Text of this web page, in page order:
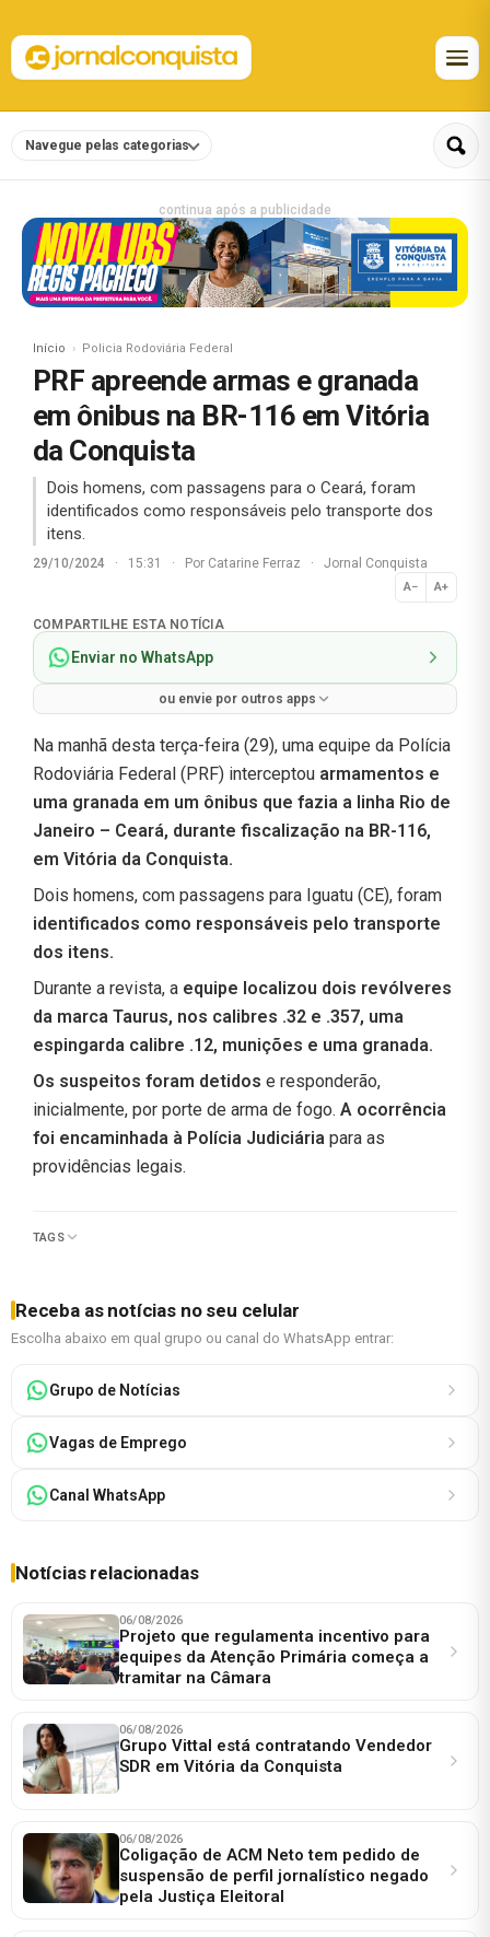
Navegue pelas categorias
continua após a publicidade
Início Policia Rodoviária Federal
PRF apreende armas e granada
em ônibus na BR-116 em Vitória
da Conquista
Dois homens, com passagens para o Ceará, foram
identificados como responsáveis pelo transporte dos
itens.
29/10/2024 · 15:31 · Por Catarine Ferraz · Jornal Conquista
A− A+
Normal
COMPARTILHE ESTA NOTÍCIA
Enviar no WhatsApp
ou envie por outros apps
Na manhã desta terça-feira (29), uma equipe da Polícia
Rodoviária Federal (PRF) interceptou armamentos e
uma granada em um ônibus que fazia a linha Rio de
Janeiro – Ceará, durante fiscalização na BR-116,
em Vitória da Conquista.
Dois homens, com passagens para Iguatu (CE), foram
identificados como responsáveis pelo transporte
dos itens.
Durante a revista, a equipe localizou dois revólveres
da marca Taurus, nos calibres .32 e .357, uma
espingarda calibre .12, munições e uma granada.
Os suspeitos foram detidos e responderão,
inicialmente, por porte de arma de fogo. A ocorrência
foi encaminhada à Polícia Judiciária para as
providências legais.
TAGS
Receba as notícias no seu celular
Escolha abaixo em qual grupo ou canal do WhatsApp entrar:
Grupo de Notícias
Vagas de Emprego
Canal WhatsApp
Notícias relacionadas
06/08/2026
Projeto que regulamenta incentivo para
equipes da Atenção Primária começa a
tramitar na Câmara
06/08/2026
Grupo Vittal está contratando Vendedor
SDR em Vitória da Conquista
06/08/2026
Coligação de ACM Neto tem pedido de
suspensão de perfil jornalístico negado
pela Justiça Eleitoral